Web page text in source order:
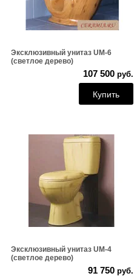
Эксклюзивный унитаз UM-6
(светлое дерево)
107 500руб.
Купить
Эксклюзивный унитаз UM-4
(светлое дерево)
91 750руб.